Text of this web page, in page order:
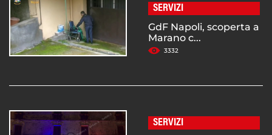
SERVIZI
GdF Napoli, scoperta a
Marano c...
3332
SERVIZI